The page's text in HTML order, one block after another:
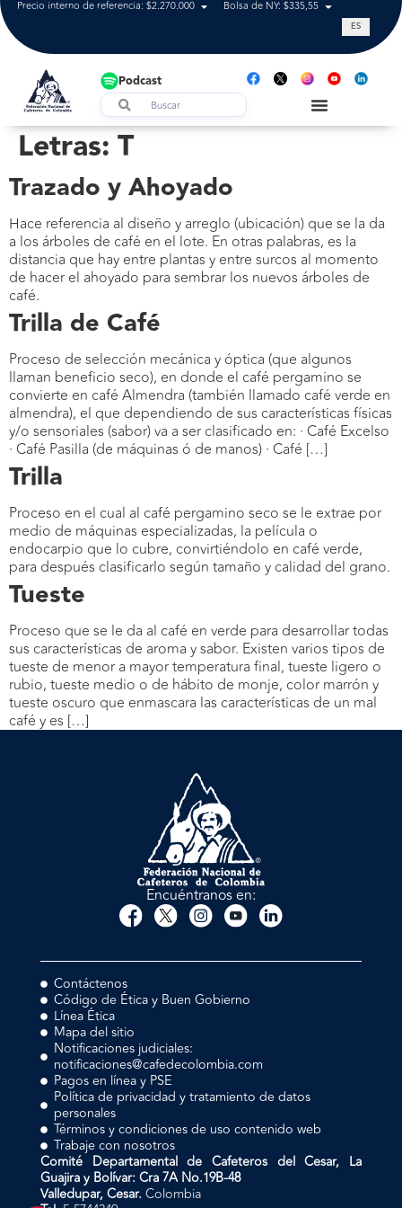
Precio interno de referencia: $2.270.000 Bolsa de NY: $335,55 Tasa de
ES
Podcast
Letras:T
Trazado y Ahoyado
Hace referencia al diseño y arreglo (ubicación) que se la da
a los árboles de café en el lote. En otras palabras, es la
distancia que hay entre plantas y entre surcos al momento
de hacer el ahoyado para sembrar los nuevos árboles de
café.
Trilla de Café
Proceso de selección mecánica y óptica (que algunos
llaman beneficio seco), en donde el café pergamino se
convierte en café Almendra (también llamado café verde en
almendra), el que dependiendo de sus características físicas
y/o sensoriales (sabor) va a ser clasificado en: · Café Excelso
· Café Pasilla (de máquinas ó de manos) · Café […]
Trilla
Proceso en el cual al café pergamino seco se le extrae por
medio de máquinas especializadas, la película o
endocarpio que lo cubre, convirtiéndolo en café verde,
para después clasificarlo según tamaño y calidad del grano.
Tueste
Proceso que se le da al café en verde para desarrollar todas
sus características de aroma y sabor. Existen varios tipos de
tueste de menor a mayor temperatura final, tueste ligero o
rubio, tueste medio o de hábito de monje, color marrón y
tueste oscuro que enmascara las características de un mal
café y es […]
Encuéntranos en:
Contáctenos
Código de Ética y Buen Gobierno
Línea Ética
Mapa del sitio
Notificaciones judiciales:
notificaciones@cafedecolombia.com
Pagos en línea y PSE
Política de privacidad y tratamiento de datos
personales
Términos y condiciones de uso contenido web
Trabaje con nosotros
Comité Departamental de Cafeteros del Cesar, La
Guajira y Bolívar: Cra 7A No.19B-48
Valledupar, Cesar. Colombia